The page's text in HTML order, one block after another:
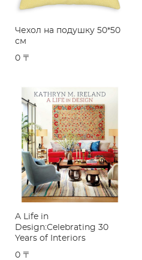
Чехол на подушку 50*50
см
0 〒
A Life in
Design:Celebrating 30
Years of Interiors
0 〒